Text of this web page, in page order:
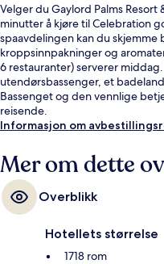
Velger du Gaylord Palms
minutter å kjøre til Celebration
spaavdelingen kan du skjemme
kroppsinnpakninger og
6 restauranter) serverer
utendørsbassenger, et
Bassenget og den vennlige
reisende.
Informasjon om
Mer om dette
Overblikk
Hotellets størrelse
1718 rom